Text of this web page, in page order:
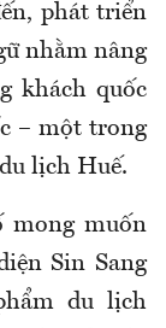
phát triển
nhằm nâng
khách quốc
– một trong
lịch Huế.
mong muốn
Sin Sang
du lịch